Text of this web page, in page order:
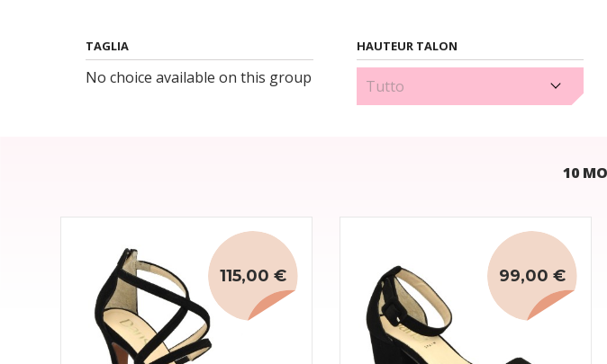
TAGLIA
No choice available on this group
HAUTEUR TALON
5 cm (1)
10
115,00 € 99,00 €